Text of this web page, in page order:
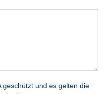
geschützt und es gelten die